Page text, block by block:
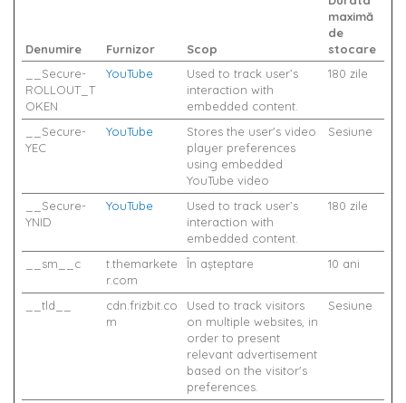
Denumire Furnizor Scop
maximă
de
stocare
__Secure-
ROLLOUT_T
OKEN
YouTube
Used to track user’s
interaction with
embedded content.
180 zile
__Secure-
YEC
YouTube
Stores the user's video
player preferences
using embedded
YouTube video
Sesiune
__Secure-
YNID
YouTube
Used to track user’s
interaction with
embedded content.
180 zile
__sm__c
t.themarkete
r.com
În așteptare 10 ani
__tld__
cdn.frizbit.co
m
Used to track visitors
on multiple websites, in
order to present
relevant advertisement
based on the visitor's
preferences.
Sesiune